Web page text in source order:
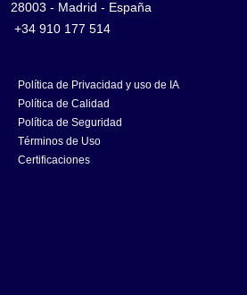
28003 - Madrid - España
+34 910 177 514
Política de Privacidad y uso de IA
Política de Calidad
Política de Seguridad
Términos de Uso
Certificaciones